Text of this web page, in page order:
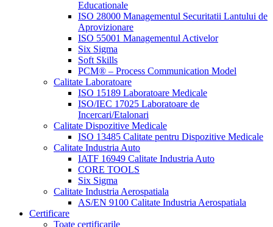
Educationale
ISO 28000 Managementul Securitatii Lantului de
Aprovizionare
ISO 55001 Managementul Activelor
Six Sigma
Soft Skills
PCM® – Process Communication Model
Calitate Laboratoare
ISO 15189 Laboratoare Medicale
ISO/IEC 17025 Laboratoare de
Incercari/Etalonari
Calitate Dispozitive Medicale
ISO 13485 Calitate pentru Dispozitive Medicale
Calitate Industria Auto
IATF 16949 Calitate Industria Auto
CORE TOOLS
Six Sigma
Calitate Industria Aerospatiala
AS/EN 9100 Calitate Industria Aerospatiala
Certificare
Toate certificarile